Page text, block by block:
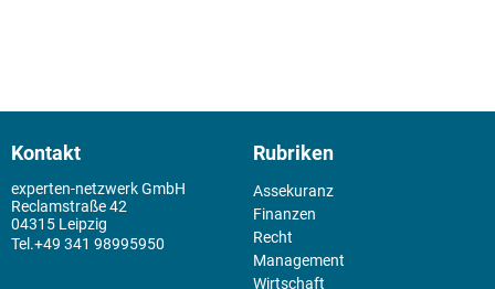
Kontakt
experten-netzwerk GmbH
Reclamstraße 42
04315 Leipzig
+49 341 98995950
Rubriken
Assekuranz
Finanzen
Recht
Management
Wirtschaft